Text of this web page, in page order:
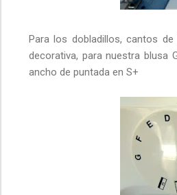
Para los dobladillos, cantos
decorativa, para nuestra
ancho de puntada en S+